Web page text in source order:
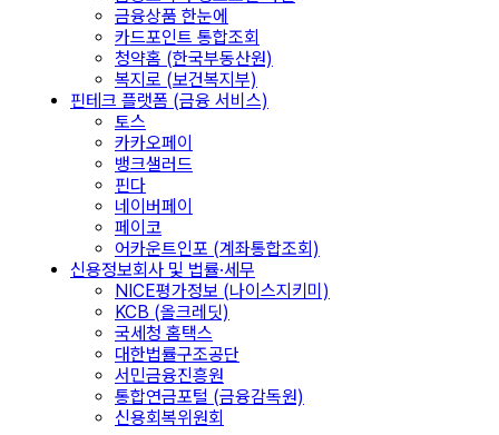
금융상품 한눈에
카드포인트 통합조회
청약홈 (한국부동산원)
복지로 (보건복지부)
핀테크 플랫폼 (금융 서비스)
토스
카카오페이
뱅크샐러드
핀다
네이버페이
페이코
어카운트인포 (계좌통합조회)
신용정보회사 및 법률·세무
NICE평가정보 (나이스지키미)
KCB (올크레딧)
국세청 홈택스
대한법률구조공단
서민금융진흥원
통합연금포털 (금융감독원)
신용회복위원회